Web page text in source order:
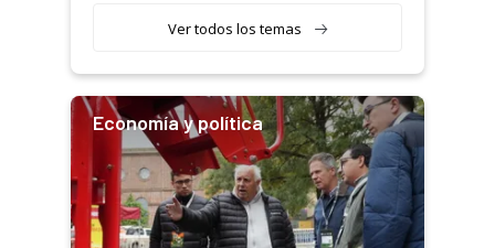
Ver todos los temas
Economía y política